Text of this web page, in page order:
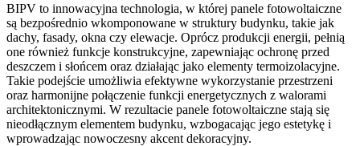
BIPV to innowacyjna technologia, w której panele fotowoltaiczne
są bezpośrednio wkomponowane w struktury budynku, takie jak
dachy, fasady, okna czy elewacje. Oprócz produkcji energii, pełnią
one również funkcje konstrukcyjne, zapewniając ochronę przed
deszczem i słońcem oraz działając jako elementy termoizolacyjne.
Takie podejście umożliwia efektywne wykorzystanie przestrzeni
oraz harmonijne połączenie funkcji energetycznych z walorami
architektonicznymi. W rezultacie panele fotowoltaiczne stają się
nieodłącznym elementem budynku, wzbogacając jego estetykę i
wprowadzając nowoczesny akcent dekoracyjny.